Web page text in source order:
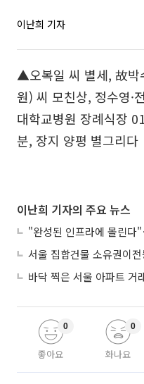
이난희 기자
▲오복일 씨 별세, 故박
원) 씨 모친상, 정수영·
대학교병원 장례식장
분, 장지 양평 별그리다
이난희 기자의 주요 뉴스
서울 집합건물 소유권이
바닥 찍은 서울 아파트
좋아요
0
화나요
0